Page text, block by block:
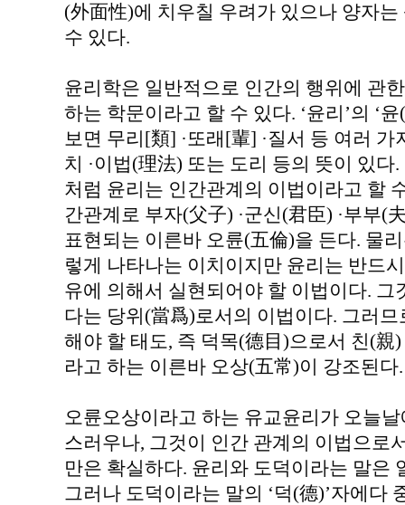
(外面性)에 치우칠 우려가 있으나 양자
수 있다.
윤리학은 일반적으로 인간의 행위에 관
하는 학문이라고 할 수 있다. ‘윤리’의 ‘
보면 무리[類] ·또래[輩] ·질서 등 여러 가
치 ·이법(理法) 또는 도리 등의 뜻이 있
처럼 윤리는 인간관계의 이법이라고 할
간관계로 부자(父子) ·군신(君臣) ·부부(
표현되는 이른바 오륜(五倫)을 든다. 물
렇게 나타나는 이치이지만 윤리는 반드
유에 의해서 실현되어야 할 이법이다.
다는 당위(當爲)로서의 이법이다. 그러
해야 할 태도, 즉 덕목(德目)으로서 친(親)
라고 하는 이른바 오상(五常)이 강조된다.
오륜오상이라고 하는 유교윤리가 오늘
스러우나, 그것이 인간 관계의 이법으로
만은 확실하다. 윤리와 도덕이라는 말은
그러나 도덕이라는 말의 ‘덕(德)’자에다